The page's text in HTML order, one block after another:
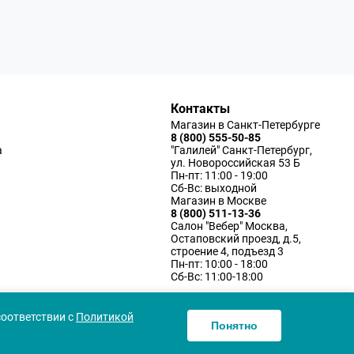
Контакты
Магазин в Санкт-Петербурге
8 (800) 555-50-85
"Галилей" Санкт-Петербург,
ул. Новороссийская 53 Б
Пн-пт: 11:00 - 19:00
Сб-Вс: выходной
Магазин в Москве
8 (800) 511-13-36
Салон "Вебер" Москва,
Остаповский проезд, д.5,
строение 4, подъезд 3
Пн-пт: 10:00 - 18:00
Сб-Вс: 11:00-18:00
Согласие использования
с Политикой
Понятно